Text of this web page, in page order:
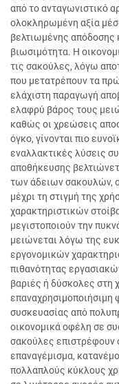
από το ανταγωνιστικό
ολοκληρωμένη αξία
βελτιωμένης
βιωσιμότητα. Η
τις σακούλες, λόγω
που μετατρέπουν τα
ελάχιστη παραγωγή
ελαφρύ βάρος τους
καθώς οι χρεώσεις
όγκο, γίνονται πιο
εναλλακτικές λύσεις
αποθήκευσης
των άδειων σακουλών,
μέχρι τη στιγμή της
χαρακτηριστικών
μεγιστοποιούν την
μειώνεται λόγω της
εργονομικών
πιθανότητας
βαριές ή δύσκολες στη
συσκευασίας από
οικονομικά οφέλη σε
σακούλες επιστρέφουν
επαναγέμισμα,
πολλαπλούς κύκλους